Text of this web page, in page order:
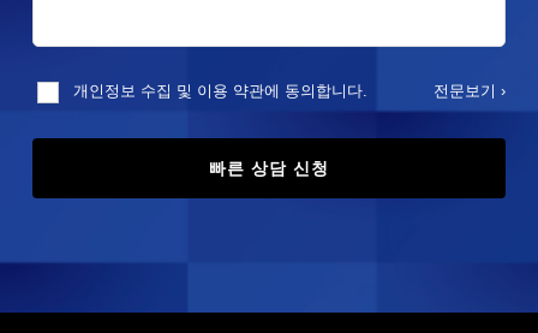
개인정보 수집 및 이용 약관에 동의합니다. 전문보기 ›